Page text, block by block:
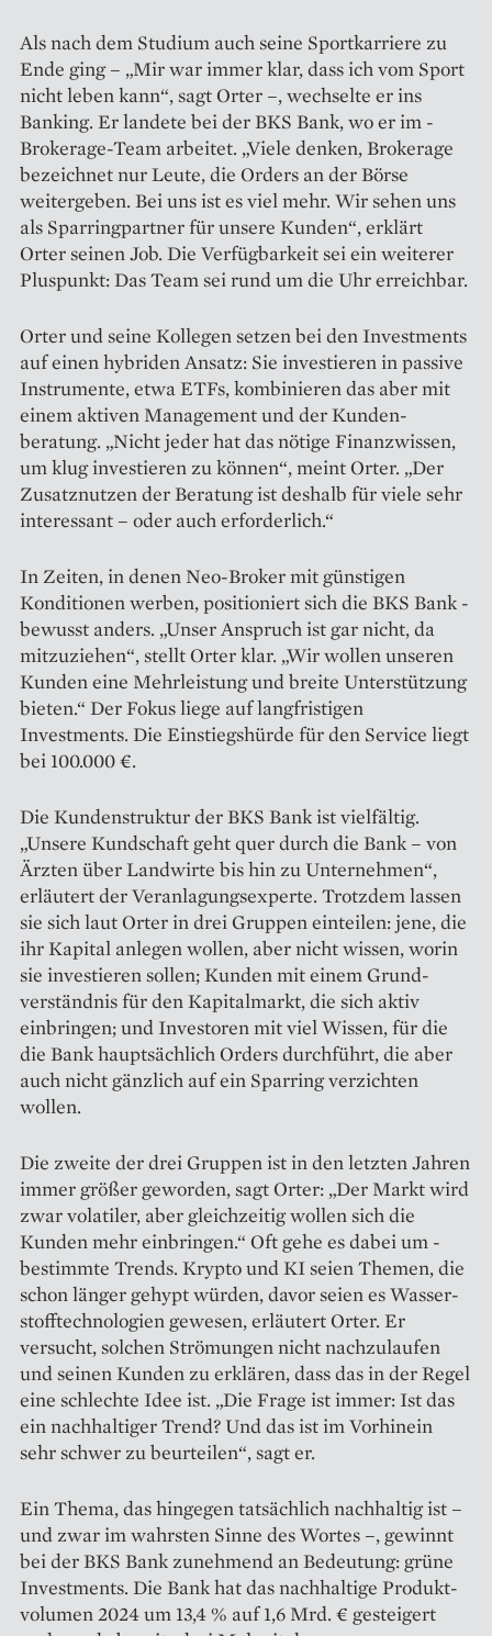
Als nach dem Studium auch seine Sportkarriere zu
Ende ging – „Mir war immer klar, dass ich vom Sport
nicht leben kann“, sagt Orter –, wechselte er ins
Banking. Er ­landete bei der BKS Bank, wo er im ­
Brokerage-Team arbeitet. „­Viele ­denken, Brokerage
bezeichnet nur Leute, die Orders an der Börse
weiter­geben. Bei uns ist es viel mehr. Wir sehen uns
als Sparringpartner für unsere Kunden“, erklärt
Orter seinen Job. Die Verfügbarkeit sei ein weiterer
Pluspunkt: Das Team sei rund um die Uhr erreichbar.
Orter und seine Kollegen ­setzen bei den Investments
auf einen ­hybriden Ansatz: Sie ­investieren in passive
Instrumente, etwa ETFs, ­kombinieren das aber mit
einem ­aktiven Management und der Kunden­
beratung. „Nicht jeder hat das nötige Finanzwissen,
um klug investieren zu können“, meint Orter. „Der
Zusatznutzen der Beratung ist deshalb für viele sehr
interessant – oder auch erforderlich.“
In Zeiten, in denen Neo-­Broker mit günstigen
Konditionen ­werben, positioniert sich die BKS Bank ­
be­wusst anders. „Unser Anspruch ist gar nicht, da
mitzuziehen“, stellt Orter klar. „Wir wollen unseren
Kunden eine Mehrleistung und breite Unterstützung
bieten.“ Der Fokus liege auf langfristigen
Investments. Die Einstiegshürde für den Service liegt
bei 100.000 €.
Die Kundenstruktur der BKS Bank ist vielfältig.
„Unsere Kundschaft geht quer durch die Bank – von
Ärzten über Landwirte bis hin zu Unter­nehmen“,
erläutert der Veranlagungs­experte. Trotzdem lassen
sie sich laut Orter in drei Gruppen einteilen: jene, die
ihr Kapital anlegen wollen, aber nicht wissen, worin
sie investieren sollen; Kunden mit einem Grund­
verständnis für den Kapitalmarkt, die sich aktiv
einbringen; und Investoren mit viel Wissen, für die
die Bank hauptsächlich Orders durchführt, die aber
auch nicht gänzlich auf ein Sparring verzichten
wollen.
Die zweite der drei Gruppen ist in den letzten Jahren
immer größer ­geworden, sagt Orter: „Der Markt wird
zwar volatiler, aber gleichzeitig wollen sich die
Kunden mehr einbringen.“ Oft gehe es dabei um ­
bestimmte Trends. Krypto und KI ­seien Themen, die
schon länger ­gehypt würden, davor seien es Wasser­
stofftechnologien gewesen, erläutert Orter. Er
versucht, solchen Strömungen nicht nachzulaufen
und seinen Kunden zu erklären, dass das in der Regel
eine schlechte Idee ist. „Die Frage ist immer: Ist das
ein nachhaltiger Trend? Und das ist im Vorhinein
sehr schwer zu beurteilen“, sagt er.
Ein Thema, das hingegen tatsächlich nachhaltig ist –
und zwar im wahrsten Sinne des Wortes –, gewinnt
bei der BKS Bank ­zunehmend an Bedeutung: grüne
Investments. Die Bank hat das nachhaltige Produkt­
volumen 2024 um 13,4 % auf 1,6 Mrd. € gesteigert